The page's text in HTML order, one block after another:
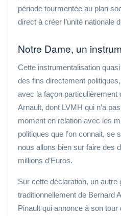
période tourmentée au plan
direct à créer l’unité nationale
Notre Dame, un
Cette instrumentalisation
des fins directement
avec la façon particulièrement
Arnault, dont LVMH qui n’a
moment en relation avec les
politiques que l’on connait, se
nous allons bien sur faire des
millions d’Euros.
Sur cette déclaration, un autre
traditionnellement de Bernard
Pinault qui annonce à son